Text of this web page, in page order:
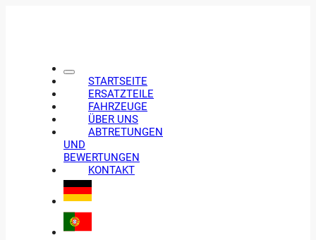
STARTSEITE
ERSATZTEILE
FAHRZEUGE
ÜBER UNS
ABTRETUNGEN
UND
BEWERTUNGEN
KONTAKT